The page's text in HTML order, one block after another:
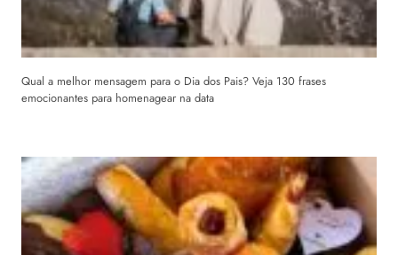
Qual a melhor mensagem para o Dia dos Pais? Veja 130 frases
emocionantes para homenagear na data